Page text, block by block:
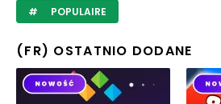
POPULAIRE
(FR) OSTATNIO DODANE